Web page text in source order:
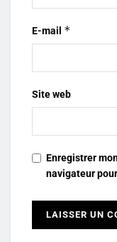
E-mail *
Site web
Enregistrer
navigateur